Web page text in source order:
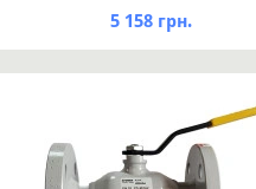
5 158 грн.